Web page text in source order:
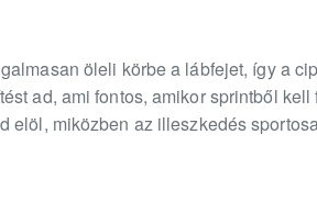
öleli körbe a lábfejet, így a
ad, ami fontos, amikor sprintből
elöl, miközben az illeszkedés